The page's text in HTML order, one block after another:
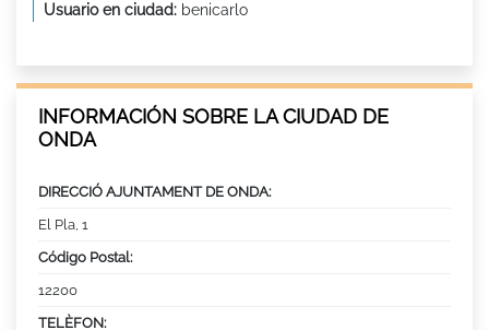
Usuario en ciudad: benicarlo
INFORMACIÓN SOBRE LA CIUDAD DE
ONDA
DIRECCIÓ AJUNTAMENT DE ONDA:
El Pla, 1
Código Postal:
12200
TELÈFON: